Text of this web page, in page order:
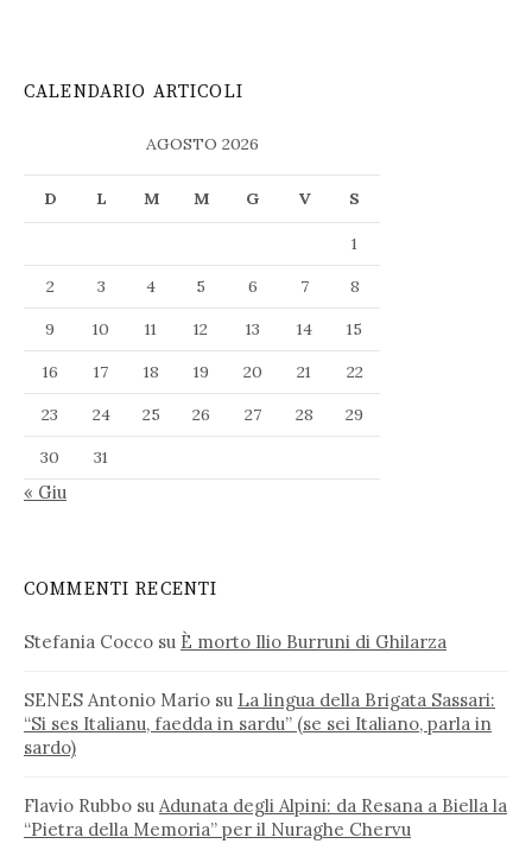
CALENDARIO ARTICOLI
AGOSTO 2026
D L M M G V S
1
2
3 4 5 6 7
8
9
10 11 12 13 14
15
16
17 18 19 20 21
22
23
24 25 26 27 28
29
30
31
« Giu
COMMENTI RECENTI
Stefania Cocco su È morto Ilio Burruni di Ghilarza
SENES Antonio Mario su La lingua della Brigata Sassari:
“Si ses Italianu, faedda in sardu” (se sei Italiano, parla in
sardo)
Flavio Rubbo su Adunata degli Alpini: da Resana a Biella la
“Pietra della Memoria” per il Nuraghe Chervu